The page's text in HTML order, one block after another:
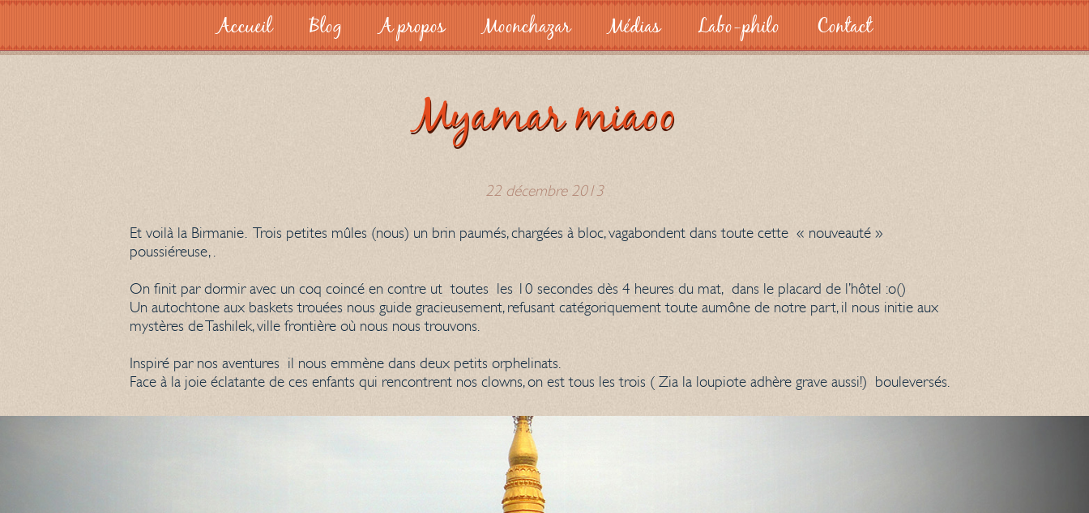
Accueil Blog A propos Moonchazar Médias Labo-philo Contact
Myamar miaoo
22 décembre 2013
Et voilà la Birmanie. Trois petites mûles (nous) un brin paumés, chargées à bloc, vagabondent dans toute cette « nouveauté »
poussiéreuse, .
On finit par dormir avec un coq coincé en contre ut toutes les 10 secondes dès 4 heures du mat, dans le placard de l’hôtel :o()
Un autochtone aux baskets trouées nous guide gracieusement, refusant catégoriquement toute aumône de notre part, il nous initie aux
mystères de Tashilek, ville frontière où nous nous trouvons.
Inspiré par nos aventures il nous emmène dans deux petits orphelinats.
Face à la joie éclatante de ces enfants qui rencontrent nos clowns, on est tous les trois ( Zia la loupiote adhère grave aussi!) bouleversés.